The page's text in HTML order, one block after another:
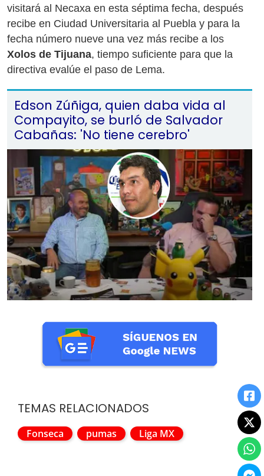
visitará al Necaxa en esta séptima fecha, después
recibe en Ciudad Universitaria al Puebla y para la
fecha número nueve una vez más recibe a los
Xolos de Tijuana, tiempo suficiente para que la
directiva evalúe el paso de Lema.
Edson Zúñiga, quien daba vida al
Compayito, se burló de Salvador
Cabañas: 'No tiene cerebro'
TEMAS RELACIONADOS
Fonseca pumas Liga MX